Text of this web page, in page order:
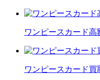
ワンピースカード高
ワンピースカード